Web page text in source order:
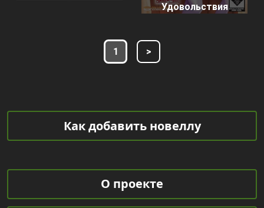
Удовольствия
1 >
Как добавить новеллу
О проекте